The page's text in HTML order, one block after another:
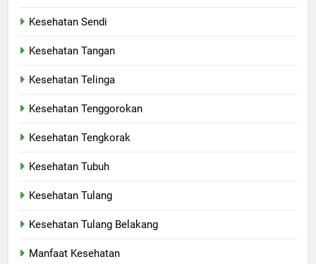
Kesehatan Sendi
Kesehatan Tangan
Kesehatan Telinga
Kesehatan Tenggorokan
Kesehatan Tengkorak
Kesehatan Tubuh
Kesehatan Tulang
Kesehatan Tulang Belakang
Manfaat Kesehatan